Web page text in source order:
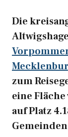
Die
zum
eine
auf Platz